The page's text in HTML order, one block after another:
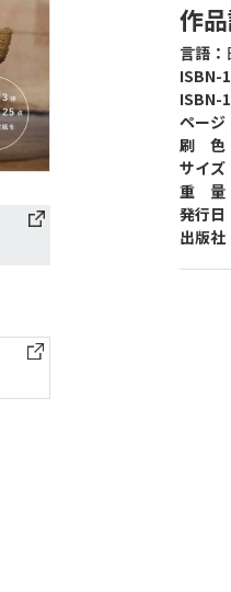
作
言語：
ISBN-
ISBN-
ページ
刷 色
サイズ
重 量
発行日
出版社